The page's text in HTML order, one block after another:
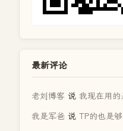
最新评论
老刘博客 说 我现在用
我是军爸 说 TP的也是